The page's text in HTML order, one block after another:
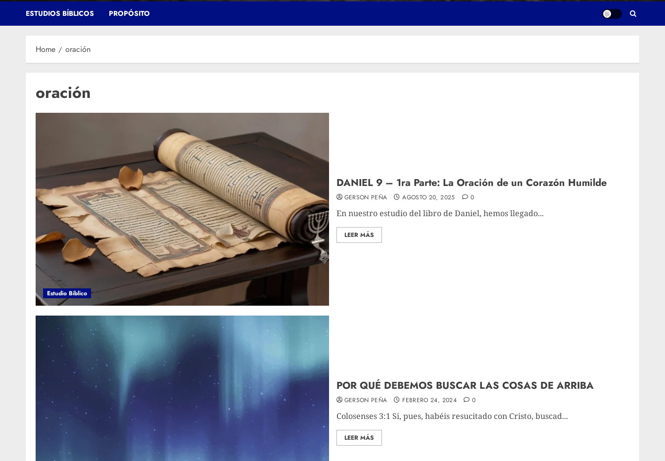
ESTUDIOS BÍBLICOS PROPÓSITO
Home oración
oración
Estudio Bíblico
DANIEL 9 – 1ra Parte: La Oración de un Corazón Humilde
GERSON PEÑA AGOSTO 20, 2025 0
En nuestro estudio del libro de Daniel, hemos llegado...
LEER MÁS
POR QUÉ DEBEMOS BUSCAR LAS COSAS DE ARRIBA
GERSON PEÑA FEBRERO 24, 2024 0
Colosenses 3:1 Si, pues, habéis resucitado con Cristo, buscad...
LEER MÁS